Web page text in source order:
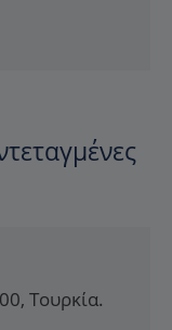
, Τουρκία.